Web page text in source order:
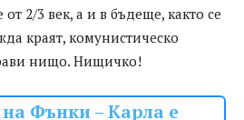
2/3 век, а и в бъдеще, както се
краят, комунистическо
нищо. Нищичко!
Фънки – Карла е